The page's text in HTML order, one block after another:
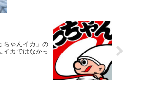
ちゃんイカ」の
イカではなかっ